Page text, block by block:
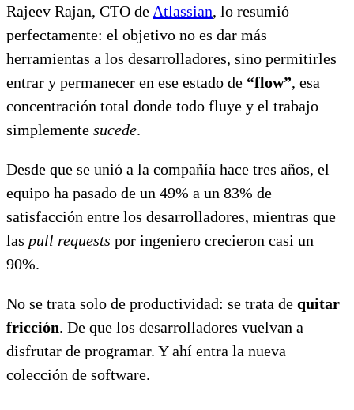
Rajeev Rajan, CTO de Atlassian, lo resumió
perfectamente: el objetivo no es dar más
herramientas a los desarrolladores, sino permitirles
entrar y permanecer en ese estado de “flow”, esa
concentración total donde todo fluye y el trabajo
simplemente sucede.
Desde que se unió a la compañía hace tres años, el
equipo ha pasado de un 49% a un 83% de
satisfacción entre los desarrolladores, mientras que
las pull requests por ingeniero crecieron casi un
90%.
No se trata solo de productividad: se trata de quitar
fricción. De que los desarrolladores vuelvan a
disfrutar de programar. Y ahí entra la nueva
colección de software.